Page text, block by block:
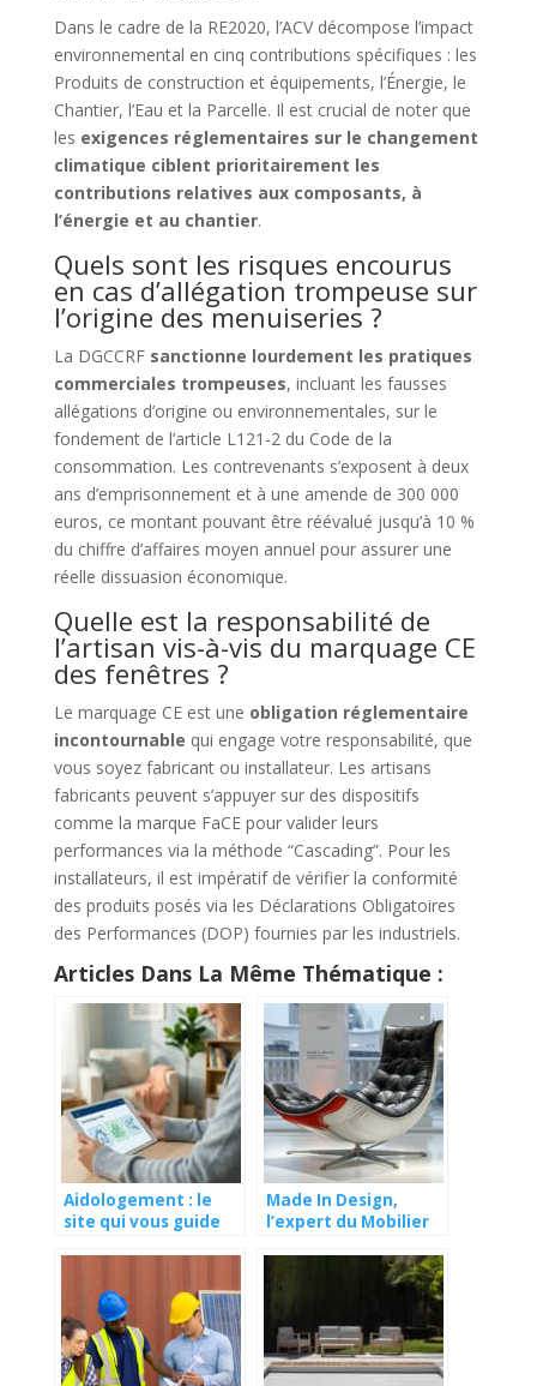
Dans le cadre de la RE2020, l’ACV décompose l’impact
environnemental en cinq contributions spécifiques : les
Produits de construction et équipements, l’Énergie, le
Chantier, l’Eau et la Parcelle. Il est crucial de noter que
les exigences réglementaires sur le changement
climatique ciblent prioritairement les
contributions relatives aux composants, à
l’énergie et au chantier.
Quels sont les risques encourus
en cas d’allégation trompeuse sur
l’origine des menuiseries ?
La DGCCRF sanctionne lourdement les pratiques
commerciales trompeuses, incluant les fausses
allégations d’origine ou environnementales, sur le
fondement de l’article L121-2 du Code de la
consommation. Les contrevenants s’exposent à deux
ans d’emprisonnement et à une amende de 300 000
euros, ce montant pouvant être réévalué jusqu’à 10 %
du chiffre d’affaires moyen annuel pour assurer une
réelle dissuasion économique.
Quelle est la responsabilité de
l’artisan vis-à-vis du marquage CE
des fenêtres ?
Le marquage CE est une obligation réglementaire
incontournable qui engage votre responsabilité, que
vous soyez fabricant ou installateur. Les artisans
fabricants peuvent s’appuyer sur des dispositifs
comme la marque FaCE pour valider leurs
performances via la méthode “Cascading”. Pour les
installateurs, il est impératif de vérifier la conformité
des produits posés via les Déclarations Obligatoires
des Performances (DOP) fournies par les industriels.
Articles Dans La Même Thématique :
Aidologement : le
site qui vous guide
logement
Made In Design,
l’expert du Mobilier